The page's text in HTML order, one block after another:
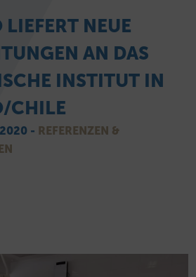
LIEFERT NEUE
AN DAS
INSTITUT IN
CHILE
- REFERENZEN &